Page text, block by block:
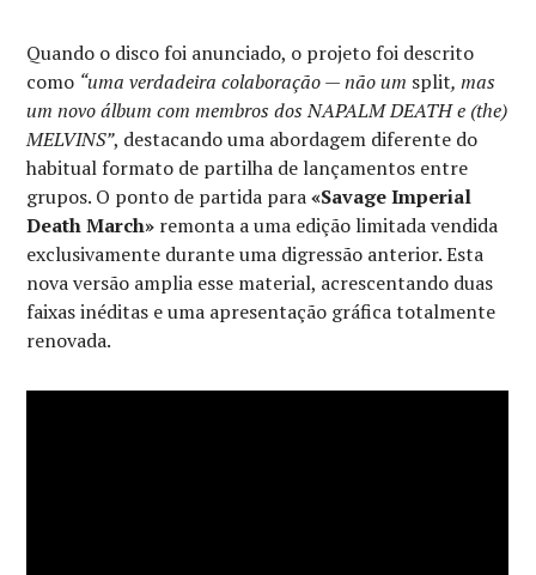
Quando o disco foi anunciado, o projeto foi descrito
como “uma verdadeira colaboração — não um split, mas
um novo álbum com membros dos NAPALM DEATH e (the)
MELVINS”, destacando uma abordagem diferente do
habitual formato de partilha de lançamentos entre
grupos. O ponto de partida para«Savage Imperial
Death March» remonta a uma edição limitada vendida
exclusivamente durante uma digressão anterior. Esta
nova versão amplia esse material, acrescentando duas
faixas inéditas e uma apresentação gráfica totalmente
renovada.